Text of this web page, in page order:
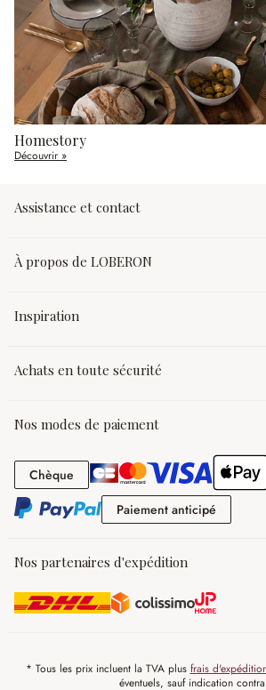
Homestory
Découvrir »
Assistance et contact
À propos de LOBERON
Inspiration
Achats en toute sécurité
Nos modes de paiement
Chèque Chèque
Paiement anticipé
Nos partenaires d'expédition
* Tous les prix incluent la TVA plus frais
éventuels, sauf indication